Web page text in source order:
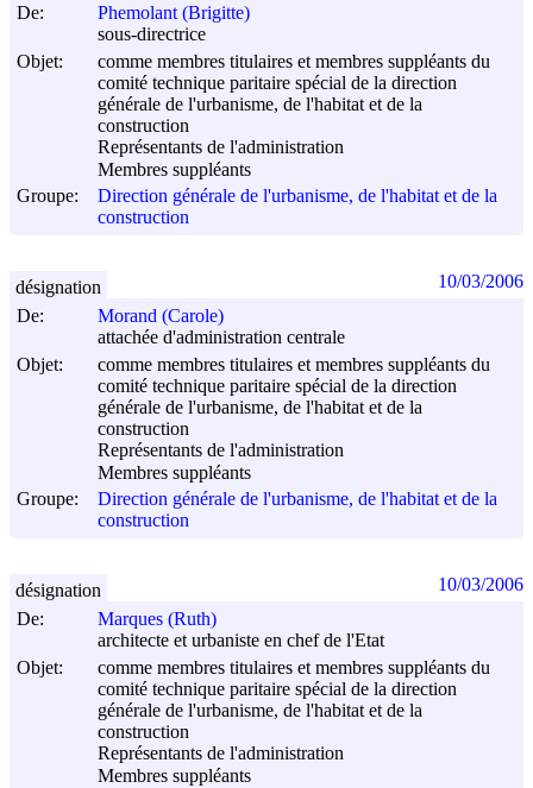
De:
Phemolant (Brigitte)
sous-directrice
Objet:
comme membres titulaires et membres suppléants du
comité technique paritaire spécial de la direction
générale de l'urbanisme, de l'habitat et de la
construction
Représentants de l'administration
Membres suppléants
Groupe:
Direction générale de l'urbanisme, de l'habitat et de la
construction
De:
Morand (Carole)
attachée d'administration centrale
Objet:
comme membres titulaires et membres suppléants du
comité technique paritaire spécial de la direction
générale de l'urbanisme, de l'habitat et de la
construction
Représentants de l'administration
Membres suppléants
Groupe:
Direction générale de l'urbanisme, de l'habitat et de la
construction
désignation 10/03/2006
De:
Marques (Ruth)
architecte et urbaniste en chef de l'Etat
Objet:
comme membres titulaires et membres suppléants du
comité technique paritaire spécial de la direction
générale de l'urbanisme, de l'habitat et de la
construction
Représentants de l'administration
Membres suppléants
désignation 10/03/2006